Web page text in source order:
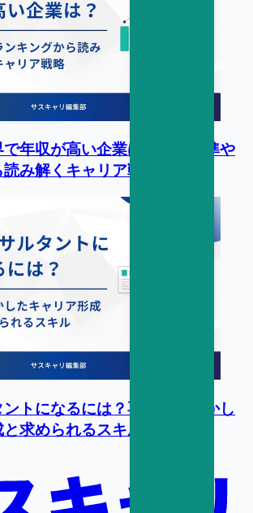
年収が高い企業は？平均水準や
み解くキャリア戦略
トになるには？専門性を活かし
求められるスキル